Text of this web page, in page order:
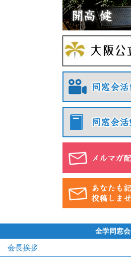
全学同窓会
会長挨拶